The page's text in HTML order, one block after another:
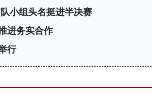
小组头名挺进半决赛
进务实合作
行